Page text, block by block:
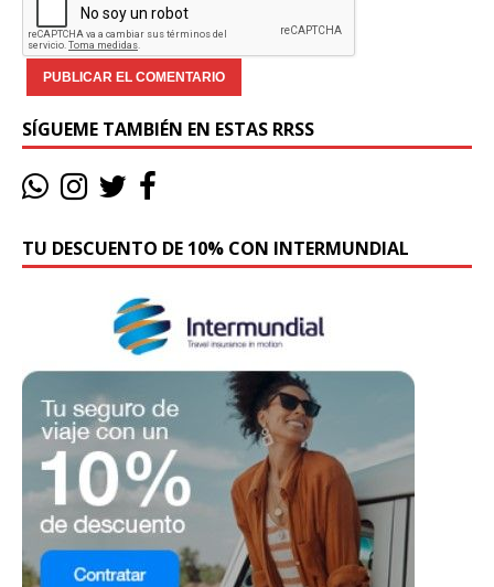
SÍGUEME TAMBIÉN EN ESTAS RRSS
TU DESCUENTO DE 10% CON INTERMUNDIAL